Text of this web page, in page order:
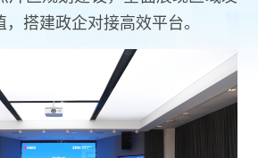
搭建政企对接高效平台。